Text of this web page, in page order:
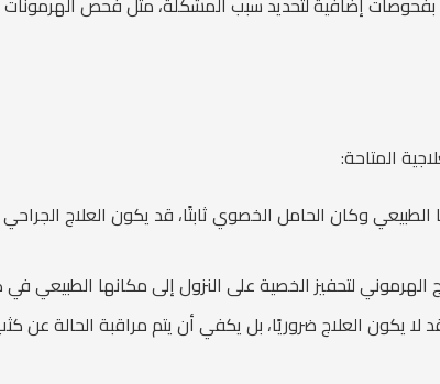
المتاحة:
الطبيعي وكان الحامل الخصوي ثابتًا، قد يكون العلاج
الهرموني لتحفيز الخصية على النزول إلى مكانها
يكون العلاج ضروريًا، بل يكفي أن يتم مراقبة الحالة عن